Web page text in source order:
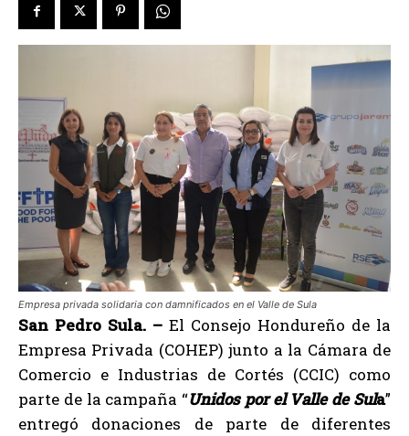
Empresa privada solidaria con damnificados en el Valle de Sula
San Pedro Sula. – El Consejo Hondureño de la
Empresa Privada (COHEP) junto a la Cámara de
Comercio e Industrias de Cortés (CCIC) como
parte de la campaña “Unidos por el Valle de Sula”
entregó donaciones de parte de diferentes